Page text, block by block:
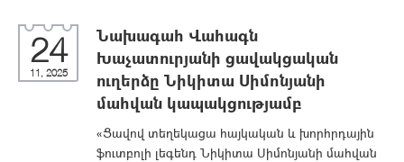
24
11, 2025
Նախագահ Վահագն
Խաչատուրյանի ցավակցական
ուղերձը Նիկիտա Սիմոնյանի
մահվան կապակցությամբ
«Ցավով տեղեկացա հայկական և խորհրդային
ֆուտբոլի լեգենդ Նիկիտա Սիմոնյանի մահվան